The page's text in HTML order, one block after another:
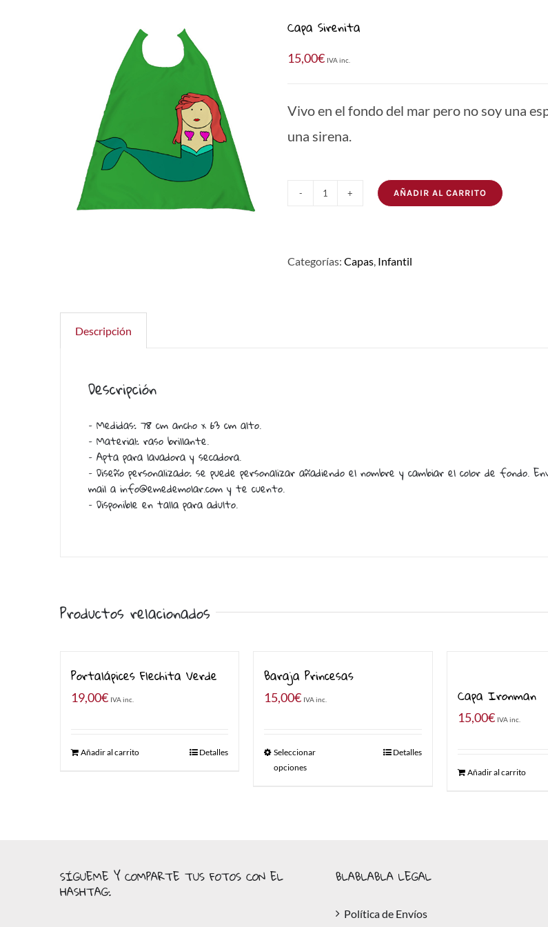
Capa Sirenita
15,00€ IVA inc.
Vivo en el fondo del mar pero no soy una
una sirena.
AÑADIR AL CARRITO
Categorías: Capas, Infantil
Descripción
Descripción
– Medidas: 78 cm ancho x 63 cm alto.
– Material: raso brillante.
– Apta para lavadora y secadora.
– Diseño personalizado: se puede personalizar añadiendo el nombre y cambiar el color de fondo.
mail a info@emedemolar.com y te cuento.
– Disponible en talla para adulto.
Productos relacionados
Portalápices Flechita Verde
19,00€ IVA inc.
Añadir al carrito Detalles
Baraja Princesas
15,00€ IVA inc.
Seleccionar
opciones
Detalles
Capa Ironman
15,00€ IVA inc.
Añadir al carrito
SÍGUEME Y COMPARTE TUS FOTOS CON EL
HASHTAG:
BLABLABLA LEGAL
Política de Envíos